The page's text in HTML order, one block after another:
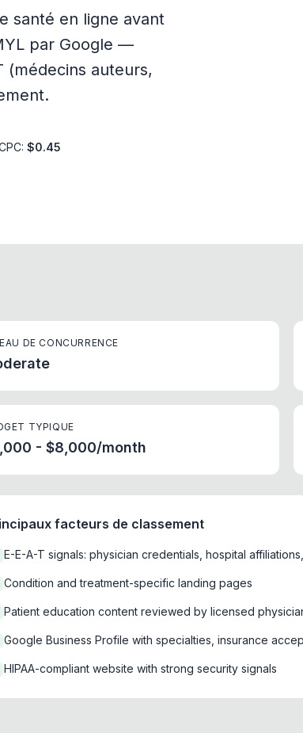
santé en ligne avant
par Google —
(médecins auteurs,
$0.45
DE CONCURRENCE
TYPIQUE
- $8,000/month
facteurs de classement
E-E-A-T signals: physician credentials, hospital
Condition and treatment-specific landing pages
Patient education content reviewed by licensed
Google Business Profile with specialties, insurance
HIPAA-compliant website with strong security signals